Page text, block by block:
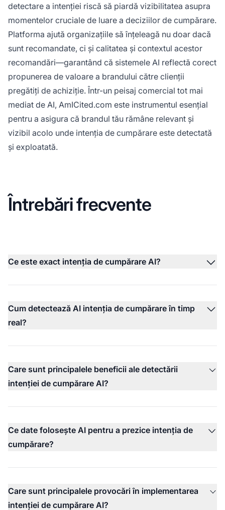
detectare a intenției riscă să piardă vizibilitatea asupra
momentelor cruciale de luare a deciziilor de cumpărare.
Platforma ajută organizațiile să înțeleagă nu doar dacă
sunt recomandate, ci și calitatea și contextul acestor
recomandări—garantând că sistemele AI reflectă corect
propunerea de valoare a brandului către clienții
pregătiți de achiziție. Într-un peisaj comercial tot mai
mediat de AI, AmICited.com este instrumentul esențial
pentru a asigura că brandul tău rămâne relevant și
vizibil acolo unde intenția de cumpărare este detectată
și exploatată.
Întrebări frecvente
Ce este exact intenția de cumpărare AI?
Cum detectează AI intenția de cumpărare în timp
real?
Care sunt principalele beneficii ale detectării
intenției de cumpărare AI?
Ce date folosește AI pentru a prezice intenția de
cumpărare?
Care sunt principalele provocări în implementarea
intenției de cumpărare AI?